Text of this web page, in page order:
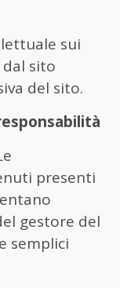
sui
sito
del sito.
presenti
gestore del
semplici